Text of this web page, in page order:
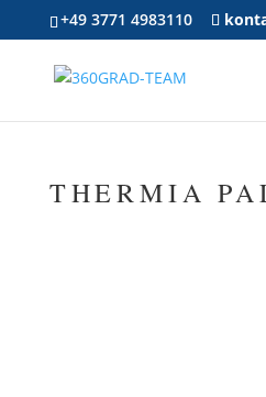
+49 3771 4983110
THERMIA